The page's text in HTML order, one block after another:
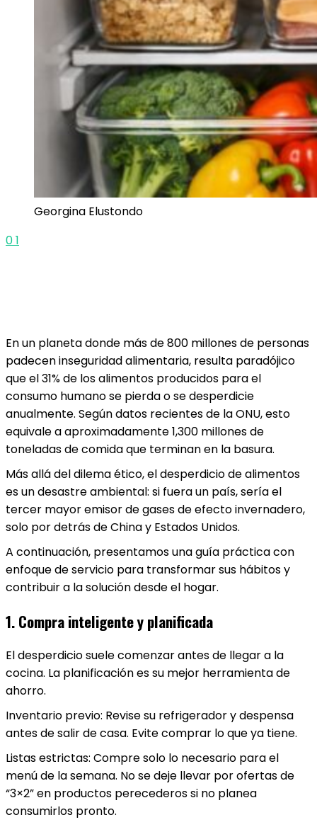
Georgina Elustondo
01
En un planeta donde más de 800 millones de personas
padecen inseguridad alimentaria, resulta paradójico
que el 31% de los alimentos producidos para el
consumo humano se pierda o se desperdicie
anualmente. Según datos recientes de la ONU, esto
equivale a aproximadamente 1,300 millones de
toneladas de comida que terminan en la basura.
Más allá del dilema ético, el desperdicio de alimentos
es un desastre ambiental: si fuera un país, sería el
tercer mayor emisor de gases de efecto invernadero,
solo por detrás de China y Estados Unidos.
A continuación, presentamos una guía práctica con
enfoque de servicio para transformar sus hábitos y
contribuir a la solución desde el hogar.
1. Compra inteligente y planificada
El desperdicio suele comenzar antes de llegar a la
cocina. La planificación es su mejor herramienta de
ahorro.
Inventario previo: Revise su refrigerador y despensa
antes de salir de casa. Evite comprar lo que ya tiene.
Listas estrictas: Compre solo lo necesario para el
menú de la semana. No se deje llevar por ofertas de
“3×2” en productos perecederos si no planea
consumirlos pronto.